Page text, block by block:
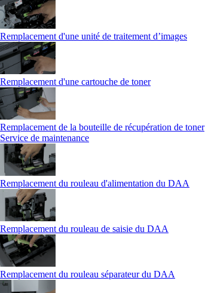
Remplacement d'une unité de traitement d’images
Remplacement d'une cartouche de toner
Remplacement de la bouteille de récupération de toner
Service de maintenance
Remplacement du rouleau d'alimentation du DAA
Remplacement du rouleau de saisie du DAA
Remplacement du rouleau séparateur du DAA